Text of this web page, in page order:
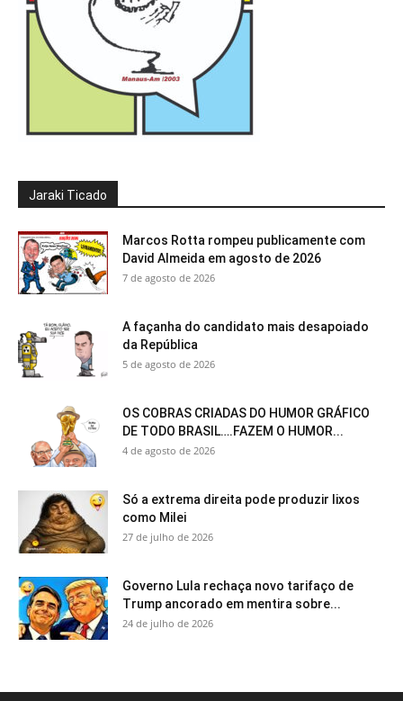
Jaraki Ticado
Marcos Rotta rompeu publicamente com
David Almeida em agosto de 2026
7 de agosto de 2026
A façanha do candidato mais desapoiado
da República
5 de agosto de 2026
OS COBRAS CRIADAS DO HUMOR GRÁFICO
DE TODO BRASIL….FAZEM O HUMOR...
4 de agosto de 2026
Só a extrema direita pode produzir lixos
como Milei
27 de julho de 2026
Governo Lula rechaça novo tarifaço de
Trump ancorado em mentira sobre...
24 de julho de 2026